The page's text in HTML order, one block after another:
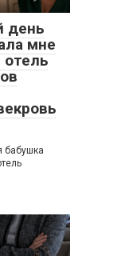
день
мне
бабушка